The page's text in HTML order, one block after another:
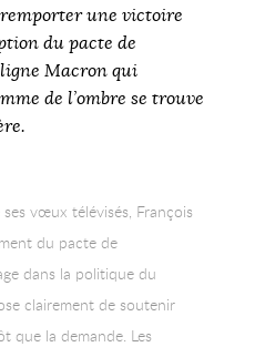
une victoire
du pacte de
Macron qui
de l’ombre se trouve
vœux télévisés, François
du pacte de
dans la politique du
clairement de soutenir
que la demande. Les